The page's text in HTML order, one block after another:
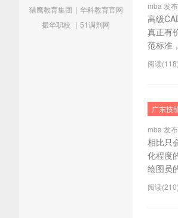
猎鹰教育集团 | 华科教育官网
振华职校 | 51调剂网
mba 发
高级
真正有
范标准
阅读(118)
广东技
mba 发
相比只
化程度
绘图员
阅读(210)